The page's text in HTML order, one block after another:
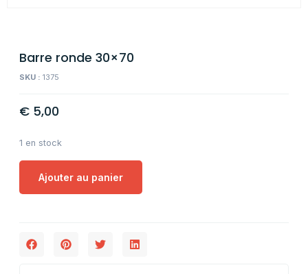
Barre ronde 30×70
SKU : 1375
€ 5,00
1 en stock
Ajouter au panier